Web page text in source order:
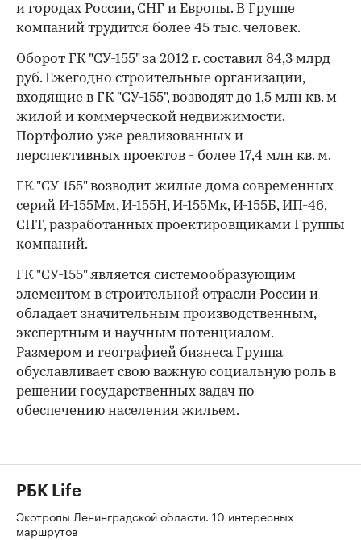
и городах России, СНГ и Европы. В Группе
компаний трудится более 45 тыс. человек.
Оборот ГК "СУ-155" за 2012 г. составил 84,3 млрд
руб. Ежегодно строительные организации,
входящие в ГК "СУ-155", возводят до 1,5 млн кв. м
жилой и коммерческой недвижимости.
Портфолио уже реализованных и
перспективных проектов - более 17,4 млн кв. м.
ГК "СУ-155" возводит жилые дома современных
серий И-155Мм, И-155Н, И-155Мк, И-155Б, ИП-46,
СПТ, разработанных проектировщиками Группы
компаний.
ГК "СУ-155" является системообразующим
элементом в строительной отрасли России и
обладает значительным производственным,
экспертным и научным потенциалом.
Размером и географией бизнеса Группа
обуславливает свою важную социальную роль в
решении государственных задач по
обеспечению населения жильем.
РБК Life
Экотропы Ленинградской области. 10 интересных
маршрутов